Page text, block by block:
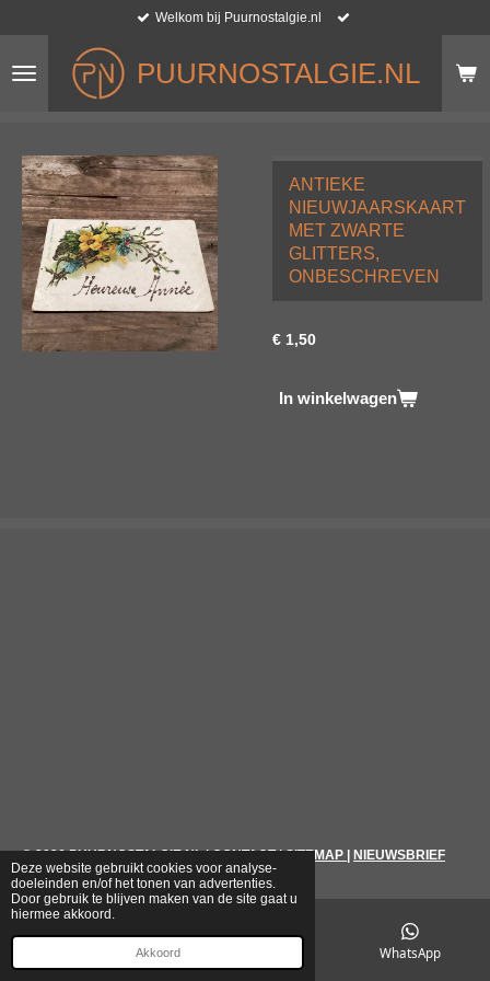
Deze website gebruikt cookies voor analyse-
doeleinden en/of het tonen van advertenties.
Door gebruik te blijven maken van de site gaat u
hiermee akkoord.
Akkoord
naar
hoofdinhoud
PUURNOSTALGIE.NL
Welkom bij Puurnostalgie.nl
ANTIEKE
NIEUWJAARSKAART
MET ZWARTE
GLITTERS,
ONBESCHREVEN
€ 1,50
In winkelwagen
© 2026 PUURNOSTALGIE.NL|CONTACT|SITEMAP NIEUWSBRIEF
WhatsApp